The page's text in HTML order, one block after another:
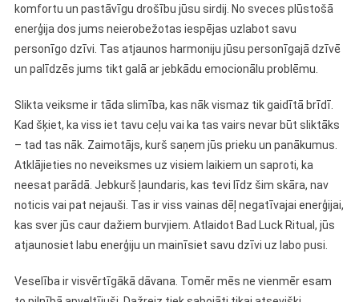
komfortu un pastāvīgu drošību jūsu sirdij. No sveces plūstošā
enerģija dos jums neierobežotas iespējas uzlabot savu
personīgo dzīvi. Tas atjaunos harmoniju jūsu personīgajā dzīvē
un palīdzēs jums tikt galā ar jebkādu emocionālu problēmu.
Slikta veiksme ir tāda slimība, kas nāk vismaz tik gaidītā brīdī.
Kad šķiet, ka viss iet tavu ceļu vai ka tas vairs nevar būt sliktāks
– tad tas nāk. Zaimotājs, kurš saņem jūs prieku un panākumus.
Atklājieties no neveiksmes uz visiem laikiem un saproti, ka
neesat parādā. Jebkurš ļaundaris, kas tevi līdz šim skāra, nav
noticis vai pat nejauši. Tas ir viss vainas dēļ negatīvajai enerģijai,
kas sver jūs caur dažiem burvjiem. Atlaidot Bad Luck Ritual, jūs
atjaunosiet labu enerģiju un mainīsiet savu dzīvi uz labo pusi.
Veselība ir visvērtīgākā dāvana. Tomēr mēs ne vienmēr esam